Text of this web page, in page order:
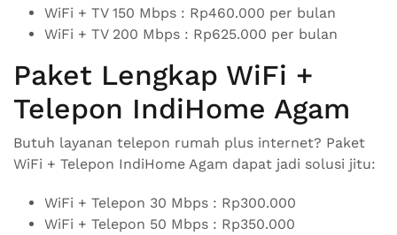
WiFi + TV 150 Mbps : Rp460.000 per bulan
WiFi + TV 200 Mbps : Rp625.000 per bulan
Paket Lengkap WiFi +
Telepon IndiHome Agam
Butuh layanan telepon rumah plus internet? Paket
WiFi + Telepon IndiHome Agam dapat jadi solusi jitu:
WiFi + Telepon 30 Mbps : Rp300.000
WiFi + Telepon 50 Mbps : Rp350.000